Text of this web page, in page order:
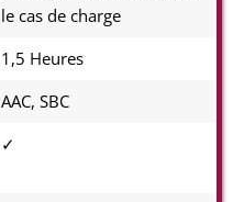
le cas de charge
1,5 Heures
AAC, SBC
✓